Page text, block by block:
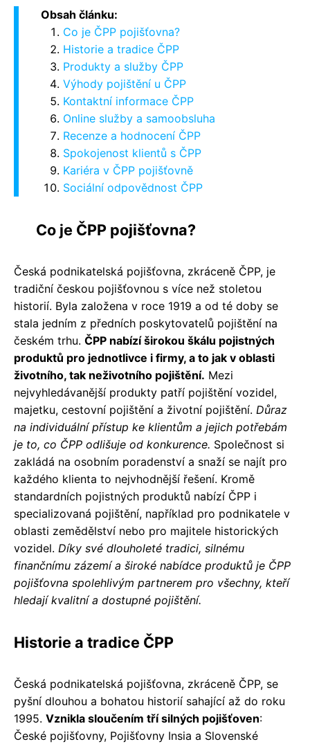
Obsah článku:
Co je ČPP pojišťovna?
Historie a tradice ČPP
Produkty a služby ČPP
Výhody pojištění u ČPP
Kontaktní informace ČPP
Online služby a samoobsluha
Recenze a hodnocení ČPP
Spokojenost klientů s ČPP
Kariéra v ČPP pojišťovně
Sociální odpovědnost ČPP
Co je ČPP pojišťovna?
Česká podnikatelská pojišťovna, zkráceně ČPP, je
tradiční českou pojišťovnou s více než stoletou
historií. Byla založena v roce 1919 a od té doby se
stala jedním z předních poskytovatelů pojištění na
českém trhu. ČPP nabízí širokou škálu pojistných
produktů pro jednotlivce i firmy, a to jak v oblasti
životního, tak neživotního pojištění. Mezi
nejvyhledávanější produkty patří pojištění vozidel,
majetku, cestovní pojištění a životní pojištění. Důraz
na individuální přístup ke klientům a jejich potřebám
je to, co ČPP odlišuje od konkurence. Společnost si
zakládá na osobním poradenství a snaží se najít pro
každého klienta to nejvhodnější řešení. Kromě
standardních pojistných produktů nabízí ČPP i
specializovaná pojištění, například pro podnikatele v
oblasti zemědělství nebo pro majitele historických
vozidel. Díky své dlouholeté tradici, silnému
finančnímu zázemí a široké nabídce produktů je ČPP
pojišťovna spolehlivým partnerem pro všechny, kteří
hledají kvalitní a dostupné pojištění.
Historie a tradice ČPP
Česká podnikatelská pojišťovna, zkráceně ČPP, se
pyšní dlouhou a bohatou historií sahající až do roku
1995. Vznikla sloučením tří silných pojišťoven:
České pojišťovny, Pojišťovny Insia a Slovenské